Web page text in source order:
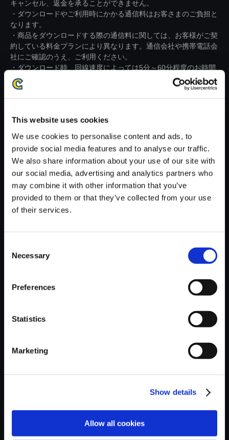
This website uses cookies
We use cookies to personalise content and ads, to
provide social media features and to analyse our traffic.
We also share information about your use of our site with
our social media, advertising and analytics partners who
may combine it with other information that you’ve
provided to them or that they’ve collected from your use
of their services.
Selection
Necessary
Preferences
Statistics
Marketing
Show details
Allow all cookies
キャンセル、返金を承ることができません。
・ダウンロードやご利用時にかかる通信料はお客さまのご負担と
なります。
・商品をダウンロードする際の通信料に関しては、お客様がご契
約している料金プランにより異なります。通信会社や携帯電話会
社にご確認のうえ、ご利用ください。
・ダウンロード時、回線速度によっては5分～60分程度のお時間
がかかる場合がございます。
※ご購入いただいたファイルのダウンロードの際には、通信環境
が安定しているWifi環境でお試しください。
【単曲】biohazard SOUND CH
RONICLE BEST TRACK BOX
Ending Credits
おすすめ商品